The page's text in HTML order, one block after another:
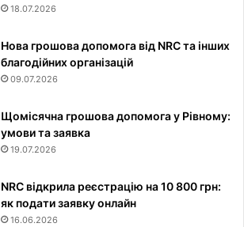
18.07.2026
Нова грошова допомога від NRC та інших
благодійних організацій
09.07.2026
Щомісячна грошова допомога у Рівному:
умови та заявка
19.07.2026
NRC відкрила реєстрацію на 10 800 грн:
як подати заявку онлайн
16.06.2026